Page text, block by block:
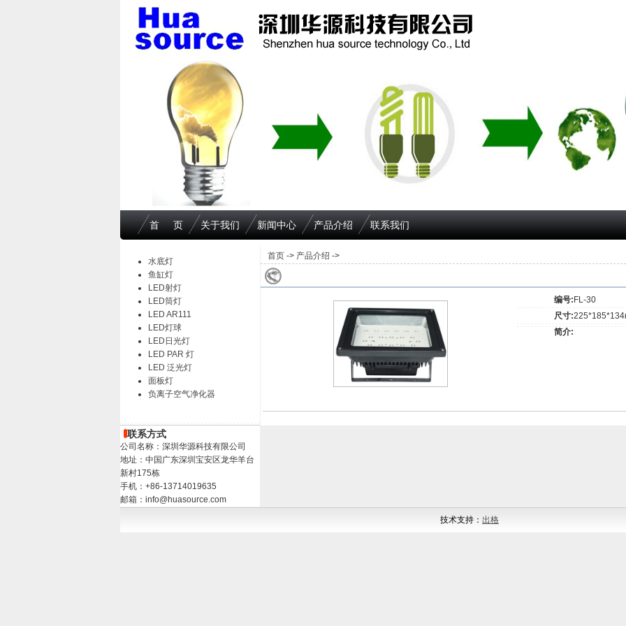
首 页 关于我们 新闻中心 产品介绍 联系我们
水底灯
鱼缸灯
LED射灯
LED筒灯
LED AR111
LED灯球
LED日光灯
LED PAR 灯
LED 泛光灯
面板灯
负离子空气净化器
联系方式
公司名称：深圳华源科技有限公司
地址：中国广东深圳宝安区龙华羊台
新村175栋
手机：+86-13714019635
邮箱：info@huasource.com
首页 -> 产品介绍 ->
编号: FL-30
尺寸:
简介:
技术支持： 出格